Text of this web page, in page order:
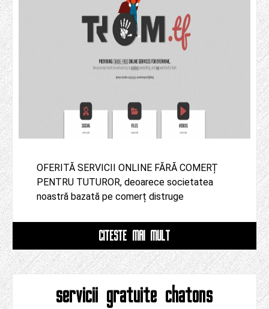
OFERITĂ SERVICII ONLINE FĂRĂ COMERȚ
PENTRU TUTUROR, deoarece societatea
noastră bazată pe comerț distruge
CITESTE MAI MULT
servicii gratuite chatons